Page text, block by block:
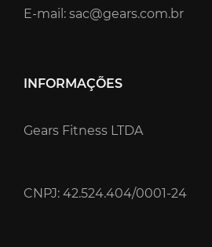
E-mail: sac@gears.com.br
INFORMAÇÕES
Gears Fitness LTDA
CNPJ: 42.524.404/0001-24